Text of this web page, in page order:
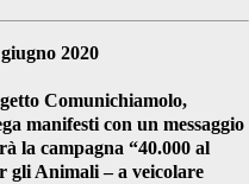
2020
Comunichiamolo,
manifesti con un messaggio
la campagna “40.000 al
gli Animali – a veicolare